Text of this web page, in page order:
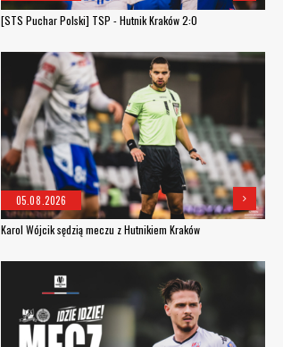
[STS Puchar Polski] TSP - Hutnik Kraków 2:0
05.08.2026
Karol Wójcik sędzią meczu z Hutnikiem Kraków